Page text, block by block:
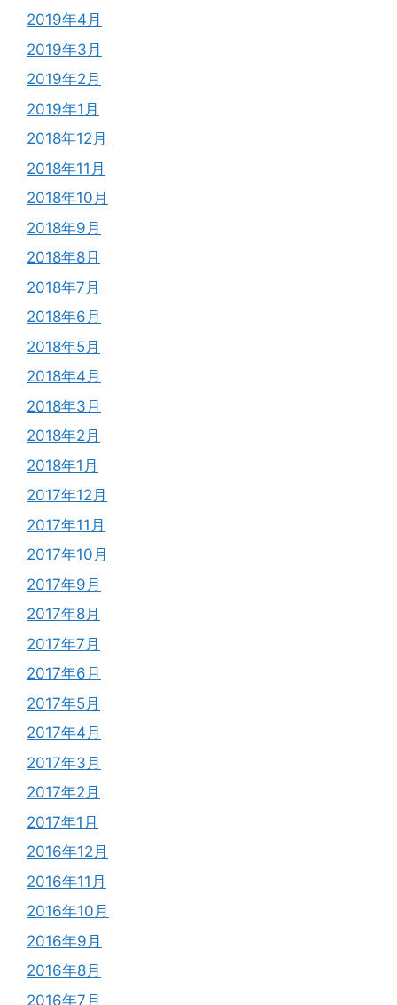
2019年4月
2019年3月
2019年2月
2019年1月
2018年12月
2018年11月
2018年10月
2018年9月
2018年8月
2018年7月
2018年6月
2018年5月
2018年4月
2018年3月
2018年2月
2018年1月
2017年12月
2017年11月
2017年10月
2017年9月
2017年8月
2017年7月
2017年6月
2017年5月
2017年4月
2017年3月
2017年2月
2017年1月
2016年12月
2016年11月
2016年10月
2016年9月
2016年8月
2016年7月